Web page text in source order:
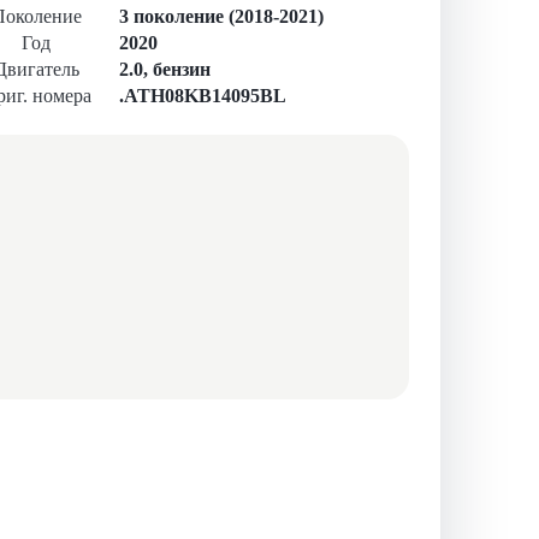
3 поколение (2018-2021)
Год
2020
2.0, бензин
номера
.ATH08KB14095BL